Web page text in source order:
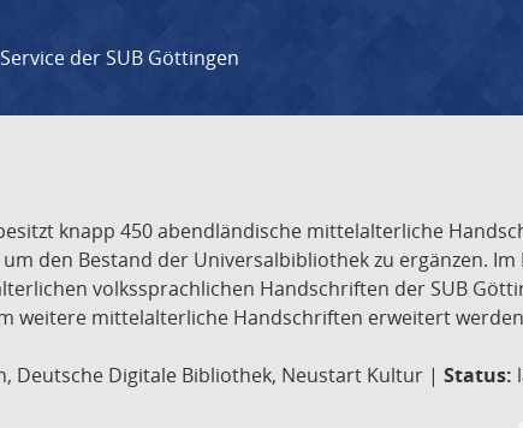
der SUB Göttingen
knapp 450 abendländische mittelalterliche
den Bestand der Universalbibliothek zu ergänzen.
volkssprachlichen Handschriften der SUB
weitere mittelalterliche Handschriften erweitert
Deutsche Digitale Bibliothek, Neustart Kultur | Status: